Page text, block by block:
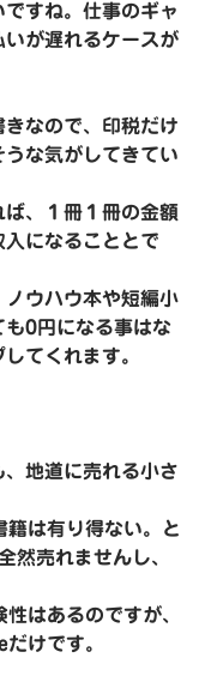
すね。仕事のギャ
が遅れるケースが
なので、印税だけ
な気がしてきてい
、１冊１冊の金額
になることとで
ウハウ本や短編小
も0円になる事はな
てくれます。
地道に売れる小さ
は有り得ない。と
然売れませんし、
はあるのですが、
けです。